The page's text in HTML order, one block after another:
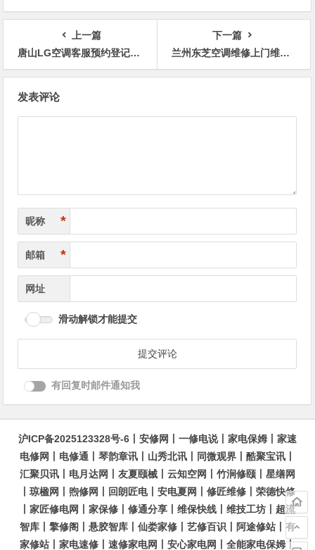
上一篇
唐山LG空调客服预约登记热线
下一篇
兰州东芝空调维修上门维修附近电话号码查询电话预约
发表评论
昵称 *
邮箱 *
网址
滑动解锁才能提交
有回复时邮件通知我
沪ICP备2025123328号-6 安修网 一修电说丨 家电保姆
家速
电修网
电修通 琴韵章讯 山秀北讯 同微观界 酷聚宝讯
汇聚贝讯
电月达网 友夏颐械 云知空网 竹涧修颐
星缮网
琼楹网 煦修网 回朗匠电丨 安电夏网 修匠维修
荣德快修
家匠修电网 家保修 修通分享 维保快线 维技工坊
超流
智库
擎修阁 悬胶智库 仙娄家修 艺修百识 阿途修站
有
家修站
家电速修 速修家电网 安心家电网 全能家电保姆丨